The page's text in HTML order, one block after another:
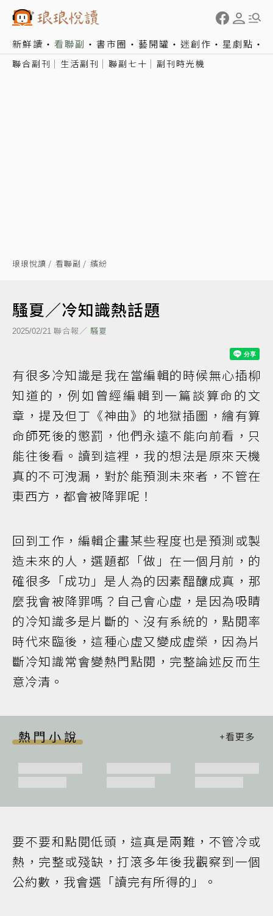
新鮮讀 看聯副 書市圈 藝開罐 迷創作 星劇點
聯合副刊 生活副刊 聯副七十 副刊時光機
琅琅悅讀 看聯副 繽紛
騷夏／冷知識熱話題
2025/02/21 聯合報／ 騷夏
有很多冷知識是我在當編輯的時候無心插柳
知道的，例如曾經編輯到一篇談算命的文
章，提及但丁《神曲》的地獄插圖，繪有算
命師死後的懲罰，他們永遠不能向前看，只
能往後看。讀到這裡，我的想法是原來天機
真的不可洩漏，對於能預測未來者，不管在
東西方，都會被降罪呢！
回到工作，編輯企畫某些程度也是預測或製
造未來的人，選題都「做」在一個月前，的
確很多「成功」是人為的因素醞釀成真，那
麼我會被降罪嗎？自己會心虛，是因為吸睛
的冷知識多是片斷的、沒有系統的，點閱率
時代來臨後，這種心虛又變成虛榮，因為片
斷冷知識常會變熱門點閱，完整論述反而生
意冷清。
熱門小說
要不要和點閱低頭，這真是兩難，不管冷或
熱，完整或殘缺，打滾多年後我觀察到一個
公約數，我會選「讀完有所得的」。